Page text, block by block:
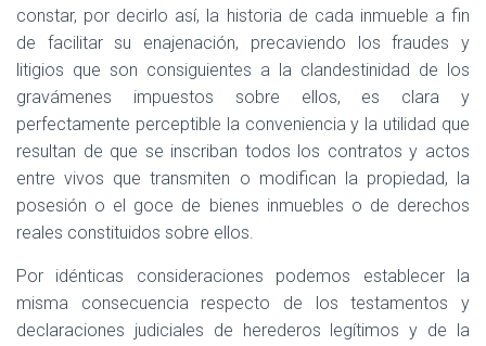
constar, por decirlo así, la historia de cada inmueble a fin
de facilitar su enajenación, precaviendo los fraudes y
litigios que son consiguientes a la clandestinidad de los
gravámenes impuestos sobre ellos, es clara y
perfectamente perceptible la conveniencia y la utilidad que
resultan de que se inscriban todos los contratos y actos
entre vivos que transmiten o modifican la propiedad, la
posesión o el goce de bienes inmuebles o de derechos
reales constituidos sobre ellos.
Por idénticas consideraciones podemos establecer la
misma consecuencia respecto de los testamentos y
declaraciones judiciales de herederos legítimos y de la